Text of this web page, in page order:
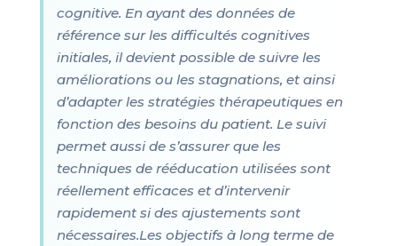
cognitive. En ayant des données de
référence sur les difficultés cognitives
initiales, il devient possible de suivre les
améliorations ou les stagnations, et ainsi
d’adapter les stratégies thérapeutiques en
fonction des besoins du patient. Le suivi
permet aussi de s’assurer que les
techniques de rééducation utilisées sont
réellement efficaces et d’intervenir
rapidement si des ajustements sont
nécessaires.Les objectifs à long terme de